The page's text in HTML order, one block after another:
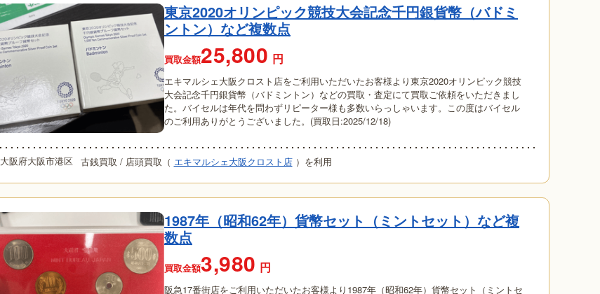
東京2020オリンピック競技大会記念千円銀貨幣（バドミ
ントン）など複数点
買取金額25,800 円
エキマルシェ大阪クロスト店をご利用いただいたお客様より東京2020オリンピック競技
大会記念千円銀貨幣（バドミントン）などの買取・査定にて買取ご依頼をいただきまし
た。バイセルは年代を問わずリピーター様も多数いらっしゃいます。この度はバイセル
のご利用ありがとうございました。(買取日:2025/12/18)
大阪府大阪市港区 古銭買取 / 店頭買取（ エキマルシェ大阪クロスト店 ）を利用
1987年（昭和62年）貨幣セット（ミントセット）など複
数点
買取金額3,980 円
阪急17番街店をご利用いただいたお客様より1987年（昭和62年）貨幣セット（ミントセ